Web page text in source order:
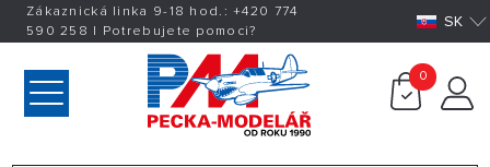
Zákaznická linka 9-18 hod.:+420 774
590 258 | Potrebujete pomoci? SK
0